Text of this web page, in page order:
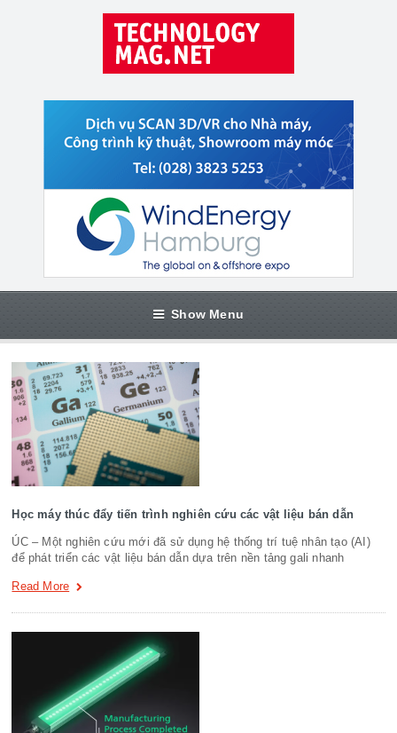
Show Menu
Học máy thúc đẩy tiến trình nghiên cứu các vật liệu bán dẫn
ÚC – Một nghiên cứu mới đã sử dụng hệ thống trí tuệ nhân tạo (AI)
để phát triển các vật liệu bán dẫn dựa trên nền tảng gali nhanh
Read More